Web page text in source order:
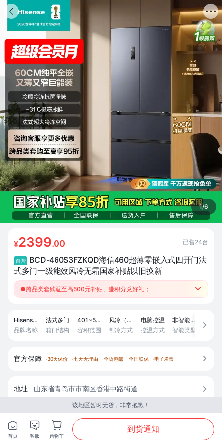
海信商城
搜索商品

首页 分类

 
商品 详情
1/6
¥2399.00 已售24台
自营
BCD-460S3FZKQD海信460超薄零嵌入式四开门法
式多门一级能效风冷无霜国家补贴以旧换新
●跨品类套购返至高500元补贴、赚积分兑好礼；
●咨询客服了解详情；

Hisense/海信
品牌名称
法式多门
箱门结构
401~500L
容积范围
风冷（无霜）
制冷方式
电脑控温
控温方式
非智能操控
智能类型

官方保障 ·30天保价 ·七天无理由 ·全场包邮 ·全国联保 ·电子发票 
地址 山东省青岛市市南区香港中路街道 
 商城配送，无货

该地区暂时无货，非常抱歉！

首页

客服

购物车
到货通知